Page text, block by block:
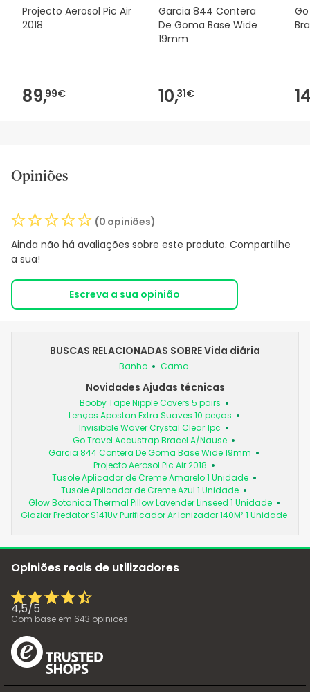
Projecto Aerosol Pic Air
2018
89,99€
Garcia 844 Contera
De Goma Base Wide
19mm
10,31€
Opiniões
(0 opiniões)
Ainda não há avaliações sobre este produto. Compartilhe
a sua!
Escreva a sua opinião
BUSCAS RELACIONADAS SOBRE Vida diária
Banho Cama
Novidades Ajudas técnicas
Booby Tape Nipple Covers 5 pairs
Lenços Apostan Extra Suaves 10 peças
Invisibble Waver Crystal Clear 1pc
Go Travel Accustrap Bracel A/Nause
Garcia 844 Contera De Goma Base Wide 19mm
Projecto Aerosol Pic Air 2018
Tusole Aplicador de Creme Amarelo 1 Unidade
Tusole Aplicador de Creme Azul 1 Unidade
Glow Botanica Thermal Pillow Lavender Linseed 1 Unidade
Glaziar Predator S141Uv Purificador Ar Ionizador 140M² 1 Unidade
Opiniões reais de utilizadores
4,5/5
Com base em 643 opiniões